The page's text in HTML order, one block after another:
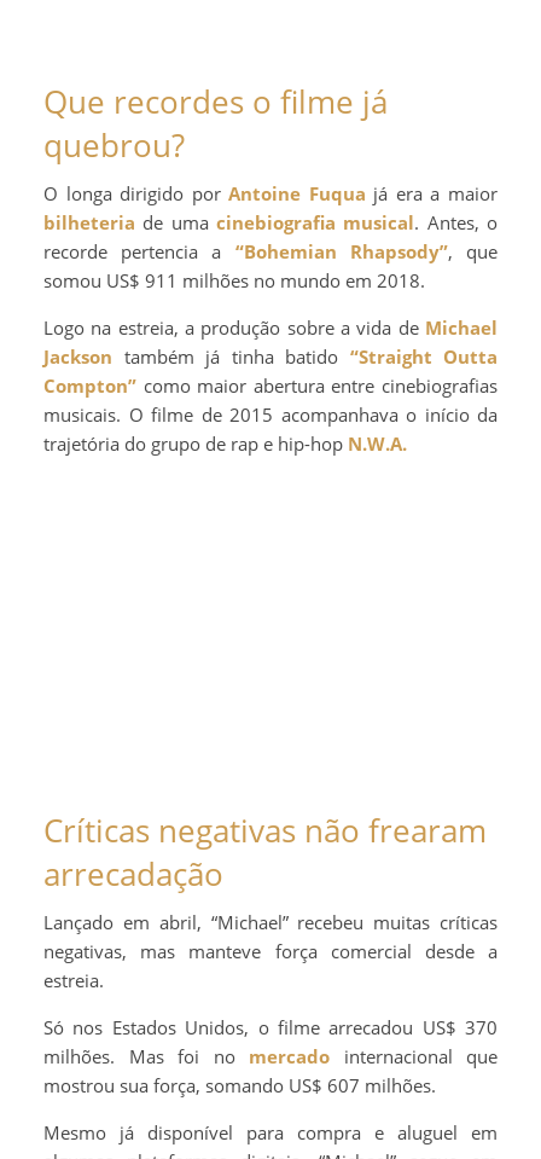
Que recordes o filme já
quebrou?
O longa dirigido porAntoine Fuqua já era a maior
bilheteria de uma cinebiografia musical. Antes, o
recorde pertencia a “Bohemian Rhapsody”, que
somou US$ 911 milhões no mundo em 2018.
Logo na estreia, a produção sobre a vida de Michael
Jackson também já tinha batido “Straight Outta
Compton” como maior abertura entre cinebiografias
musicais. O filme de 2015 acompanhava o início da
trajetória do grupo de rap e hip-hop N.W.A.
Críticas negativas não frearam
arrecadação
Lançado em abril, “Michael” recebeu muitas críticas
negativas, mas manteve força comercial desde a
estreia.
Só nos Estados Unidos, o filme arrecadou US$ 370
milhões. Mas foi no mercado internacional que
mostrou sua força, somando US$ 607 milhões.
Mesmo já disponível para compra e aluguel em